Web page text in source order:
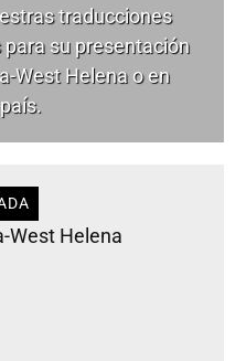
traducciones
su presentación
West Helena o en
West Helena